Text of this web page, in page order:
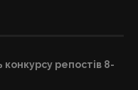
репостів 8-